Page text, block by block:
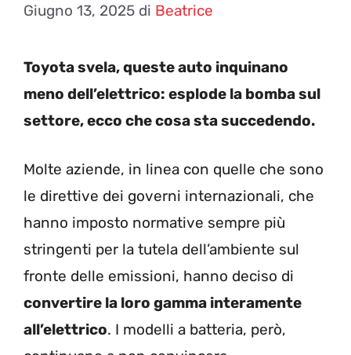
Giugno 13, 2025 di Beatrice
Toyota svela, queste auto inquinano
meno dell’elettrico: esplode la bomba sul
settore, ecco che cosa sta succedendo.
Molte aziende, in linea con quelle che sono
le direttive dei governi internazionali, che
hanno imposto normative sempre più
stringenti per la tutela dell’ambiente sul
fronte delle emissioni, hanno deciso di
convertire la loro gamma interamente
all’elettrico. I modelli a batteria, però,